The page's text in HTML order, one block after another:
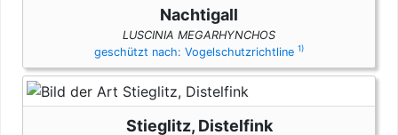
Nachtigall
LUSCINIA MEGARHYNCHOS
geschützt nach: Vogelschutzrichtline 1)
Stieglitz, Distelfink